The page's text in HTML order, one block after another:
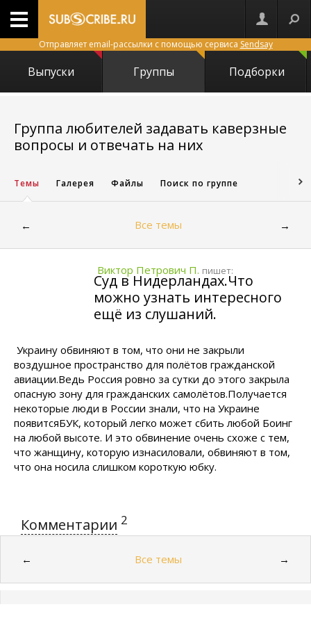
Отправляет email-рассылки с помощью сервиса Sendsay
Выпуски Группы Подборки
Группа любителей задавать каверзные
вопросы и отвечать на них
Темы Галерея Файлы Поиск по группе
← Все темы →
Виктор Петрович П. пишет:
Суд в Нидерландах.Что
можно узнать интересного
ещё из слушаний.
Украину обвиняют в том, что они не закрыли
воздушное пространство для полётов гражданской
авиации.Ведь Россия ровно за сутки до этого закрыла
опасную зону для гражданских самолётов.Получается
некоторые люди в России знали, что на Украине
появитсяБУК, который легко может сбить любой Боинг
на любой высоте. И это обвинение очень схоже с тем,
что жанщину, которую изнасиловали, обвиняют в том,
что она носила слишком короткую юбку.
Комментарии 2
← Все темы →